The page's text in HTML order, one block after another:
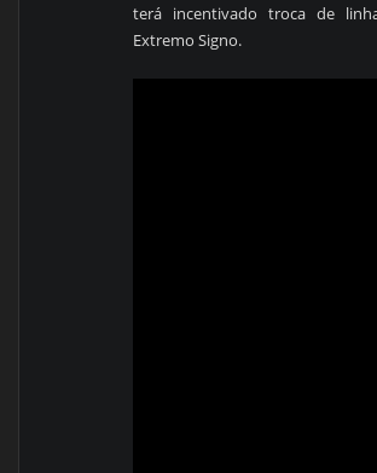
terá incentivado troca de
Extremo Signo.